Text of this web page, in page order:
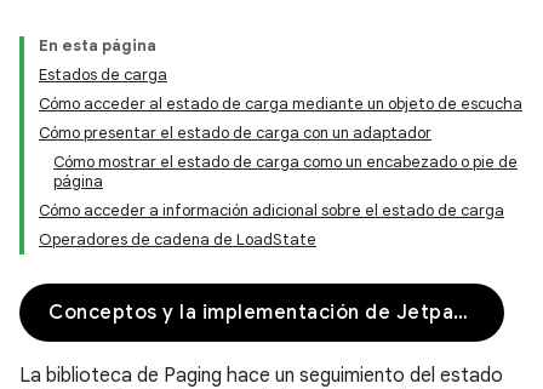
En esta página
Estados de carga
Cómo acceder al estado de carga mediante un objeto de escucha
Cómo presentar el estado de carga con un adaptador
Cómo mostrar el estado de carga como un encabezado o pie de
página
Cómo acceder a información adicional sobre el estado de carga
Operadores de cadena de LoadState
Conceptos y la implementación de Jetpack Compose
La biblioteca de Paging hace un seguimiento del estado